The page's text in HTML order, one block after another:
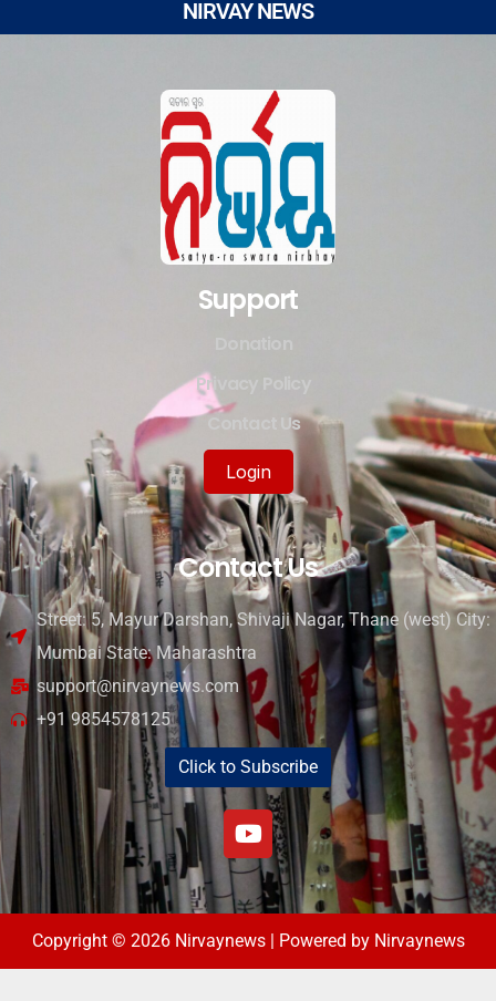
NIRVAY NEWS
Support
Privacy Policy
Contact Us
Login
Contact Us
Street: 5, Mayur Darshan, Shivaji Nagar, Thane (west) City:
Mumbai State: Maharashtra
support@nirvaynews.com
+91 9854578125
Click to Subscribe
Copyright © 2026 Nirvaynews | Powered by Nirvaynews